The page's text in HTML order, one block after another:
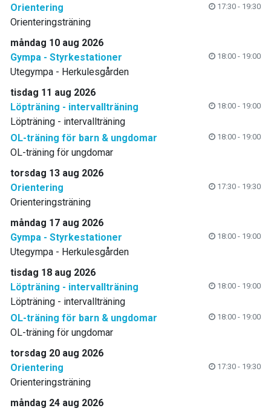
Orientering
17:30 - 19:30
Orienteringsträning
måndag 10 aug 2026
Gympa - Styrkestationer
18:00 - 19:00
Utegympa - Herkulesgården
tisdag 11 aug 2026
Löpträning - intervallträning
18:00 - 19:00
Löpträning - intervallträning
OL-träning för barn & ungdomar
18:00 - 19:00
OL-träning för ungdomar
torsdag 13 aug 2026
Orientering
17:30 - 19:30
Orienteringsträning
måndag 17 aug 2026
Gympa - Styrkestationer
18:00 - 19:00
Utegympa - Herkulesgården
tisdag 18 aug 2026
Löpträning - intervallträning
18:00 - 19:00
Löpträning - intervallträning
OL-träning för barn & ungdomar
18:00 - 19:00
OL-träning för ungdomar
torsdag 20 aug 2026
Orientering
17:30 - 19:30
Orienteringsträning
måndag 24 aug 2026